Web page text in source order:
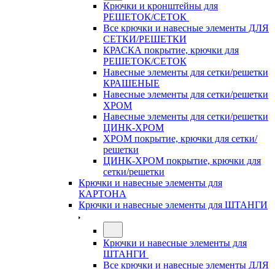
Крючки и кронштейны для
РЕШЕТОК/СЕТОК
Все крючки и навесные элементы ДЛЯ
СЕТКИ/РЕШЕТКИ
КРАСКА покрытие, крючки для
РЕШЕТОК/СЕТОК
Навесные элементы для сетки/решетки
КРАШЕНЫЕ
Навесные элементы для сетки/решетки
ХРОМ
Навесные элементы для сетки/решетки
ЦИНК-ХРОМ
ХРОМ покрытие, крючки для сетки/
решетки
ЦИНК-ХРОМ покрытие, крючки для
сетки/решетки
Крючки и навесные элементы для
КАРТОНА
Крючки и навесные элементы для ШТАНГИ
Крючки и навесные элементы для
ШТАНГИ
Все крючки и навесные элементы ДЛЯ